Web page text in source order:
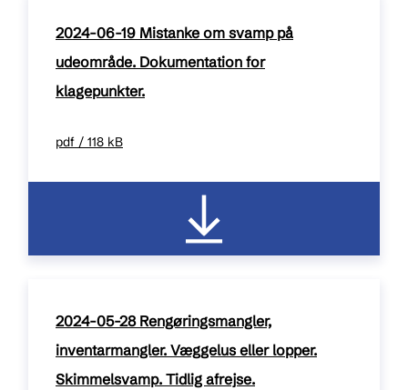
2024-06-19 Mistanke om svamp på
udeområde. Dokumentation for
klagepunkter.
pdf / 118 kB
2024-05-28 Rengøringsmangler,
inventarmangler. Væggelus eller lopper.
Skimmelsvamp. Tidlig afrejse.